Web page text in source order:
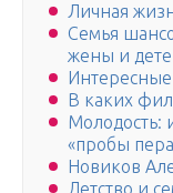
Личная
Семья
жены и
В каких
Молодость:
«пробы
Новиков
Детство и